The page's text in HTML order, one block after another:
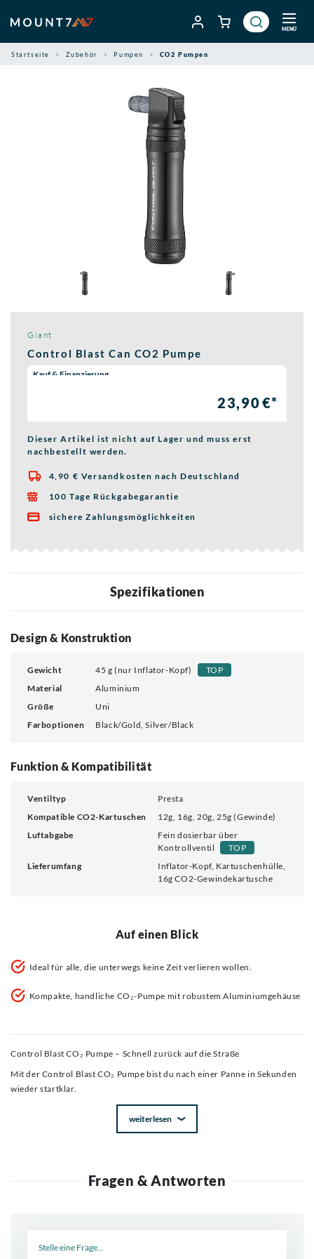
Inhalt
springen
MENÜ
Startseite Zubehör Pumpen CO2 Pumpen
Giant
Control Blast Can CO2 Pumpe
Wähle eine Preisoption:
Kauf & Finanzierung
23,90 €*
Dieser Artikel ist nicht auf Lager und muss erst
nachbestellt werden.
 4,90 € Versandkosten nach Deutschland
 100 Tage Rückgabegarantie
 sichere Zahlungsmöglichkeiten
Spezifikationen
Design & Konstruktion
Gewicht 45 g (nur Inflator-Kopf)
TOP
Material
Aluminium
Größe
Uni
Farboptionen
Black/Gold, Silver/Black
Funktion & Kompatibilität
Ventiltyp
Presta
Kompatible CO2-Kartuschen
12g, 16g, 20g, 25g (Gewinde)
Luftabgabe
Fein dosierbar über
Kontrollventil
TOP
Lieferumfang
Inflator-Kopf, Kartuschenhülle,
16g CO2-Gewindekartusche
Auf einen Blick
Ideal für alle, die unterwegs keine Zeit verlieren wollen.
Kompakte, handliche CO₂-Pumpe mit robustem Aluminiumgehäuse
Control Blast CO₂ Pumpe – Schnell zurück auf die Straße
Mit der Control Blast CO₂ Pumpe bist du nach einer Panne in Sekunden
wieder startklar.
weiterlesen
Fragen & Antworten